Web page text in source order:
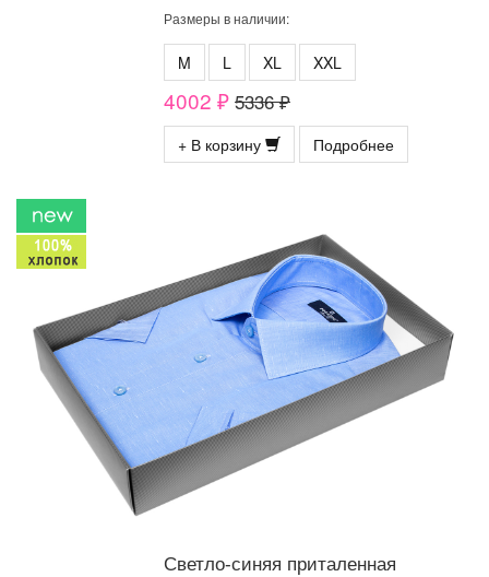
Размеры в наличии:
M L XL XXL
4002 ₽ 5336 ₽
+ В корзину Подробнее
Светло-синяя приталенная